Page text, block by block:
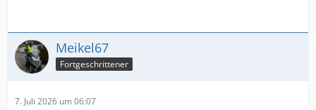
Meikel67
Fortgeschrittener
7. Juli 2026 um 06:07